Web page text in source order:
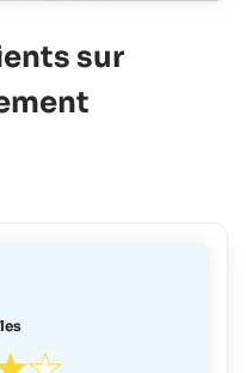
sur